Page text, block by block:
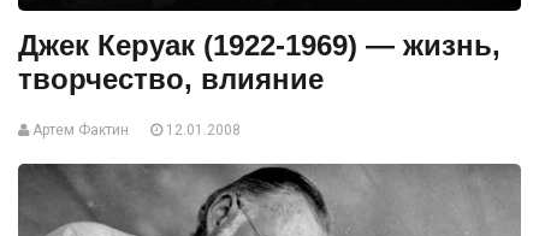
Джек Керуак (1922-1969) — жизнь,
творчество, влияние
Артем Фактин 12.01.2008